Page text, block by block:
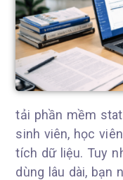
tải phần mềm
sinh viên, học
tích dữ liệu. Tuy
dùng lâu dài, bạn